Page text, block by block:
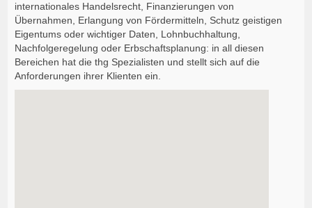
internationales Handelsrecht, Finanzierungen von
Übernahmen, Erlangung von Fördermitteln, Schutz geistigen
Eigentums oder wichtiger Daten, Lohnbuchhaltung,
Nachfolgeregelung oder Erbschaftsplanung: in all diesen
Bereichen hat die thg Spezialisten und stellt sich auf die
Anforderungen ihrer Klienten ein.